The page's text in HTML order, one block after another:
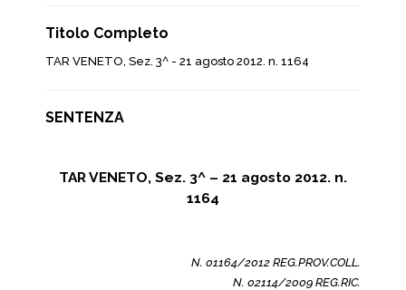
Titolo Completo
TAR VENETO, Sez. 3^ - 21 agosto 2012. n. 1164
SENTENZA
TAR VENETO, Sez. 3^ – 21 agosto 2012. n.
1164
N. 01164/2012 REG.PROV.COLL.
N. 02114/2009 REG.RIC.